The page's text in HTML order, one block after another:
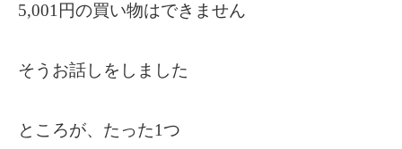
5,001円の買い物はできません
そうお話しをしました
ところが、たった1つ